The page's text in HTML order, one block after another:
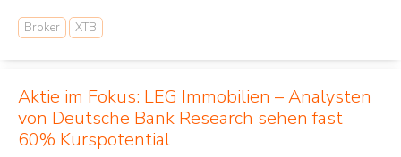
Broker XTB
Aktie im Fokus: LEG Immobilien – Analysten
von Deutsche Bank Research sehen fast
60% Kurspotential